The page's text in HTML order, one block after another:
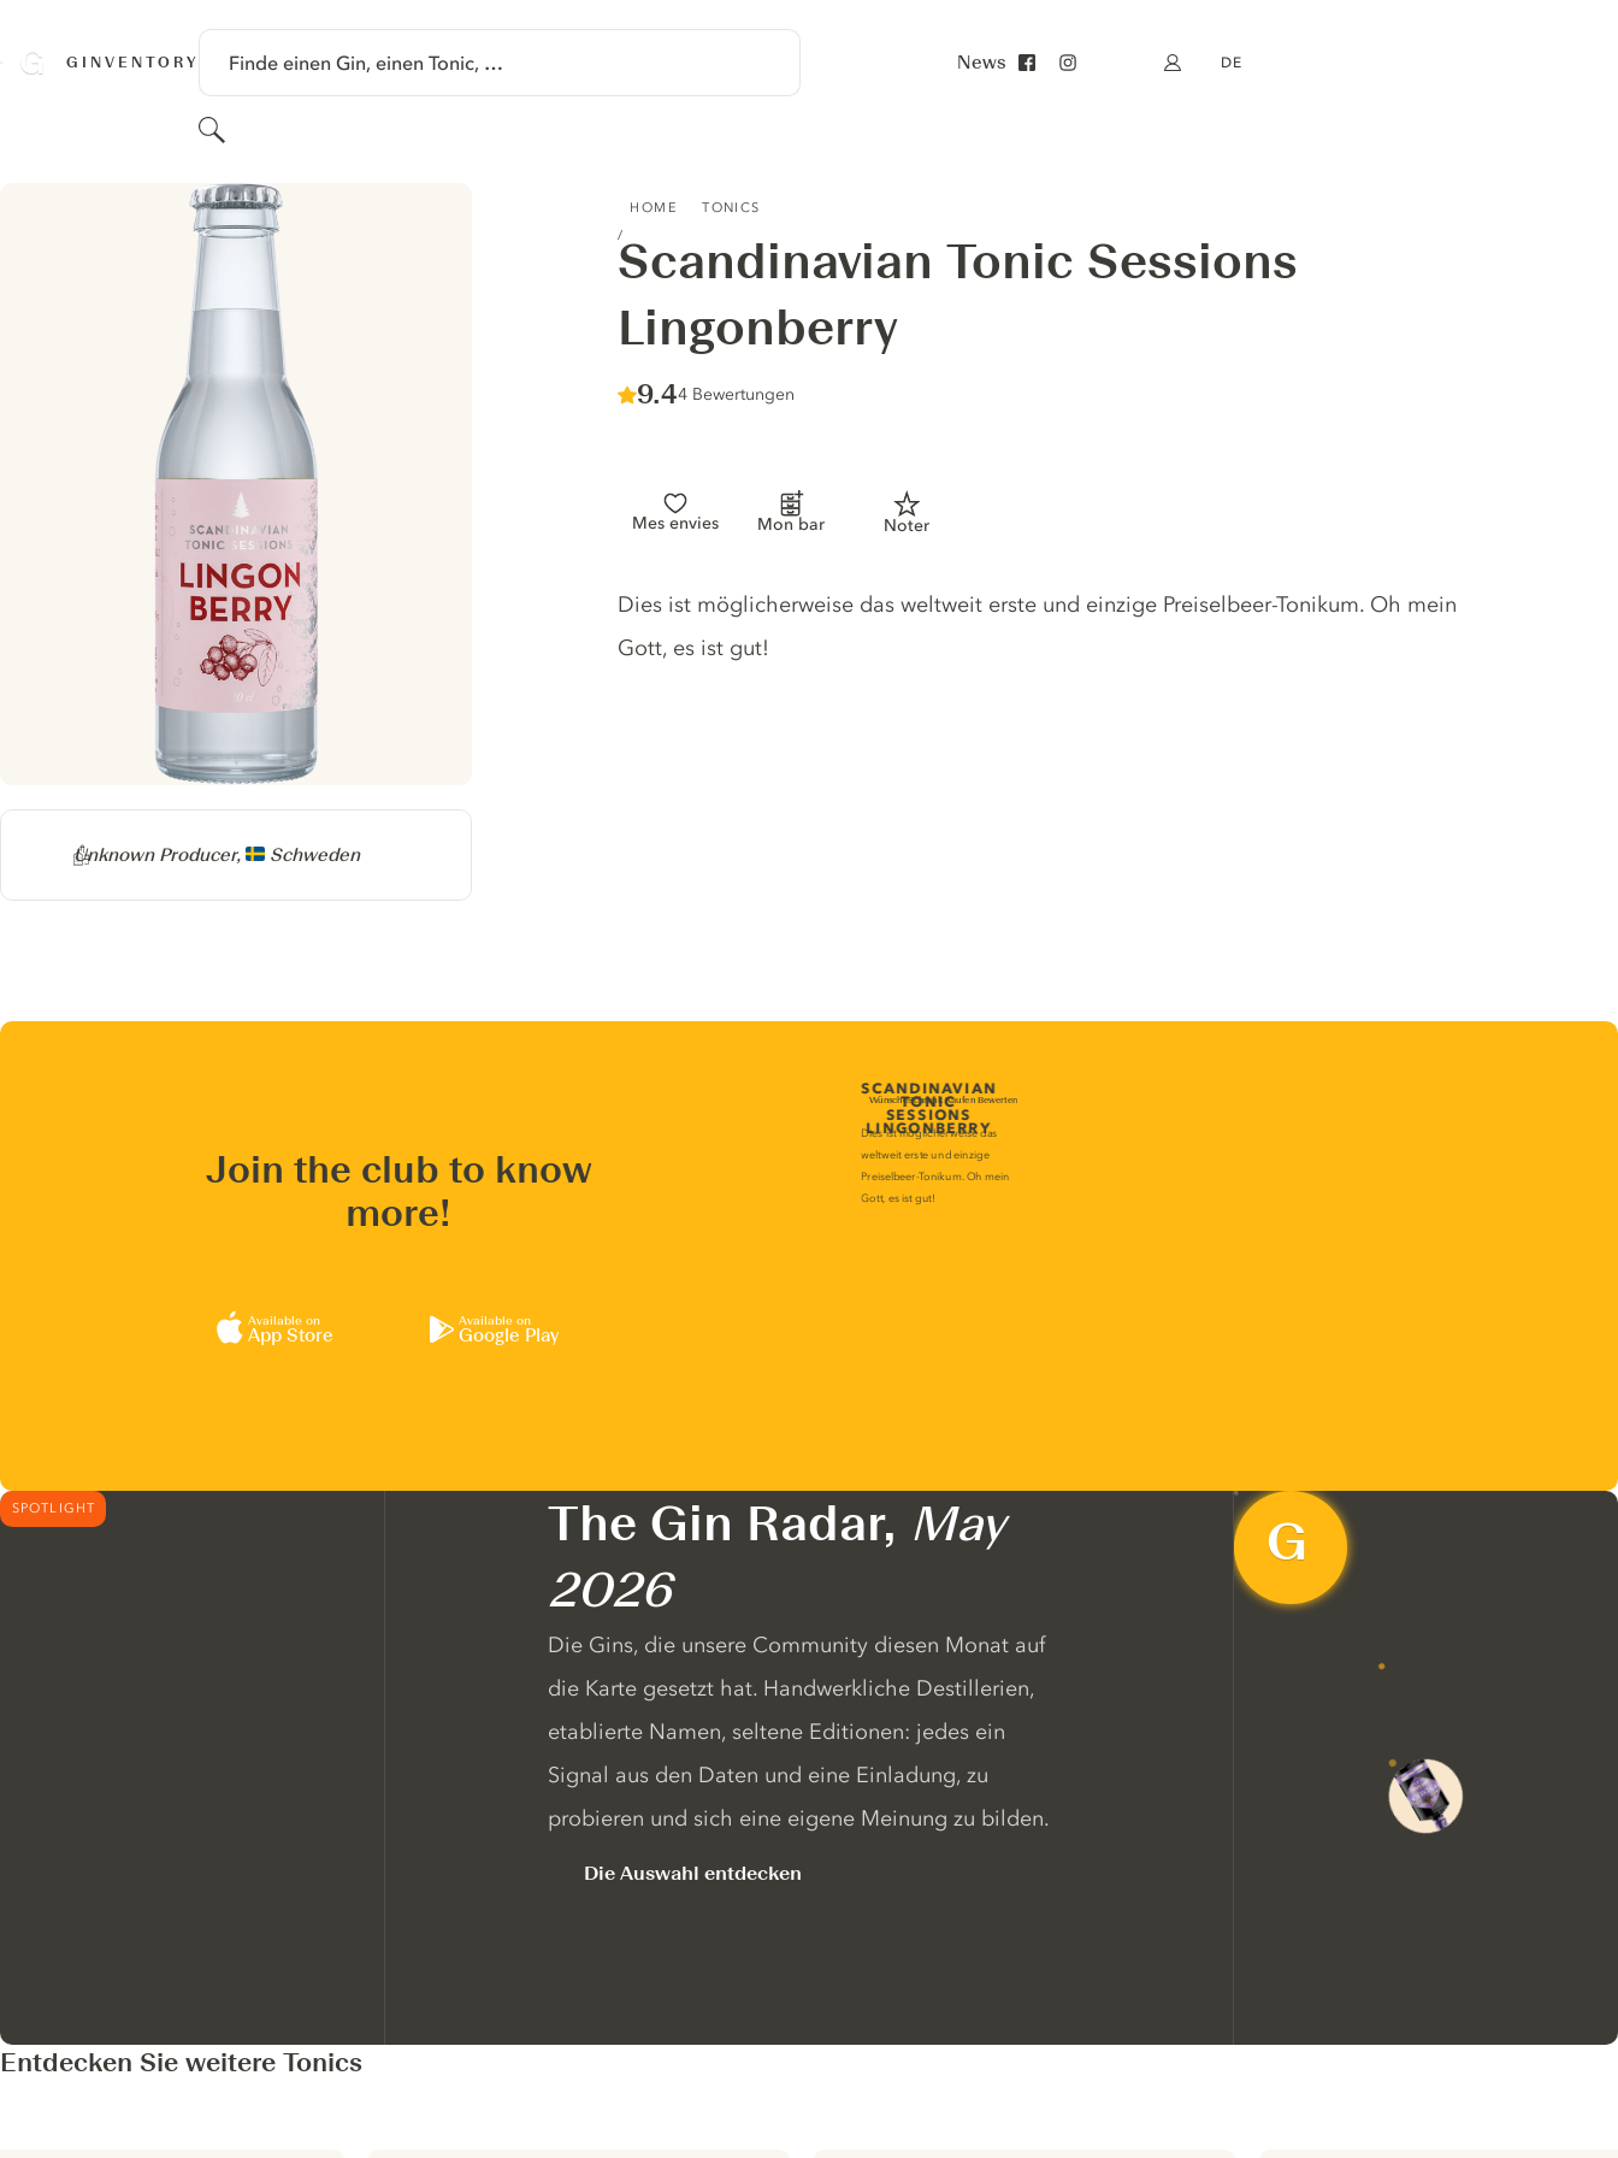
GINVENTORY Finde einen Gin, einen Tonic, …
Suchen
News Mein Konto
DE
HOME TONICS
Scandinavian Tonic Sessions
Lingonberry
Score :
9.4/ 10
4 Bewertungen
Mes envies Mon bar Noter
Producer
Unknown Producer, Schweden
Tonic description
Dies ist möglicherweise das weltweit erste und einzige Preiselbeer-Tonikum. Oh mein
Gott, es ist gut!
Join the club to know
more!
Available on
App Store
Available on
Google Play
SPOTLIGHT The Gin Radar, May
2026
Die Gins, die unsere Community diesen Monat auf
die Karte gesetzt hat. Handwerkliche Destillerien,
etablierte Namen, seltene Editionen: jedes ein
Signal aus den Daten und eine Einladung, zu
probieren und sich eine eigene Meinung zu bilden.
Die Auswahl entdecken
Entdecken Sie weitere Tonics